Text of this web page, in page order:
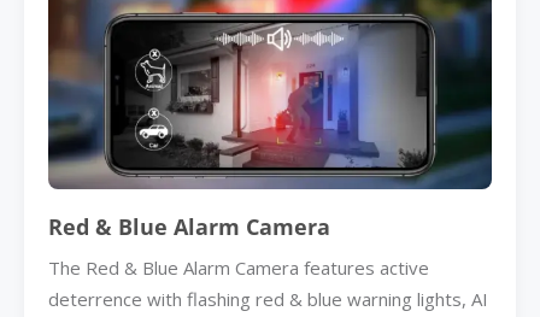
Red & Blue Alarm Camera
The Red & Blue Alarm Camera features active
deterrence with flashing red & blue warning lights, AI